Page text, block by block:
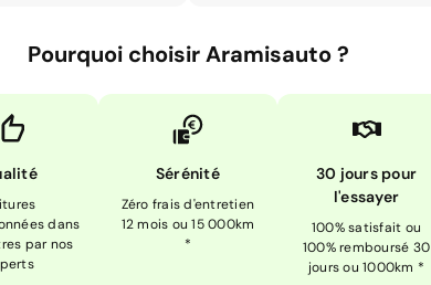
Pourquoi choisir Aramisauto ?
dans
par nos
Sérénité
Zéro frais d'entretien
12 mois ou 15 000km
*
30 jours pour
l'essayer
100% satisfait ou
100% remboursé 30
jours ou 1000km *